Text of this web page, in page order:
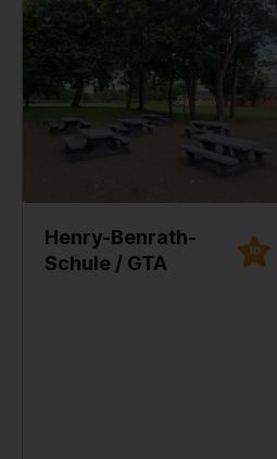
Henry-Benrath-
Schule / GTA
10